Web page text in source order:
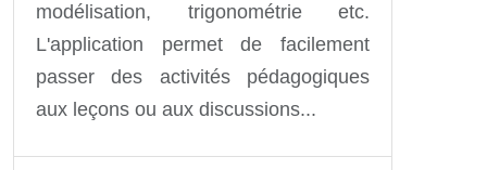
modélisation, trigonométrie etc.
L'application permet de facilement
passer des activités pédagogiques
aux leçons ou aux discussions...